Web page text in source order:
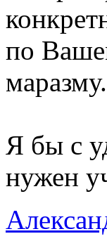
по
маразму.
Я бы с
нужен